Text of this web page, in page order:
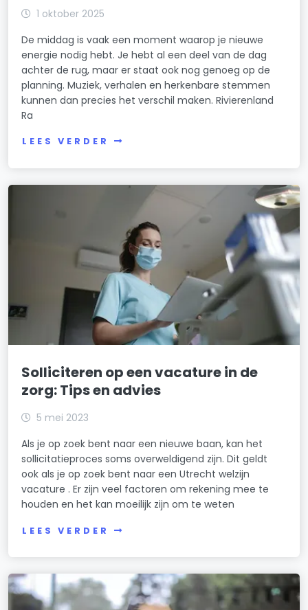
1 oktober 2025
De middag is vaak een moment waarop je nieuwe
energie nodig hebt. Je hebt al een deel van de dag
achter de rug, maar er staat ook nog genoeg op de
planning. Muziek, verhalen en herkenbare stemmen
kunnen dan precies het verschil maken. Rivierenland
Ra
LEES VERDER
Solliciteren op een vacature in de
zorg: Tips en advies
5 mei 2023
Als je op zoek bent naar een nieuwe baan, kan het
sollicitatieproces soms overweldigend zijn. Dit geldt
ook als je op zoek bent naar een Utrecht welzijn
vacature . Er zijn veel factoren om rekening mee te
houden en het kan moeilijk zijn om te weten
LEES VERDER